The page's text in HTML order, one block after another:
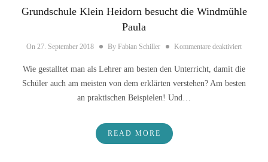
Grundschule Klein Heidorn besucht die Windmühle
Paula
On 27. September 2018 By Fabian Schiller Kommentare deaktiviertfür
Wie gestalltet man als Lehrer am besten den Unterricht, damit die
Schüler auch am meisten von dem erklärten verstehen? Am besten
an praktischen Beispielen! Und…
READ MORE